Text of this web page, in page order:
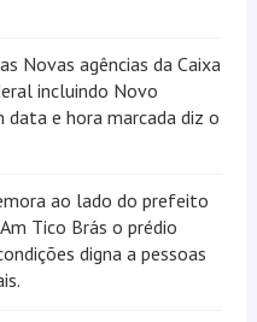
Novas agências da Caixa
incluindo Novo
data e hora marcada diz o
ao lado do prefeito
Tico Brás o prédio
digna a pessoas